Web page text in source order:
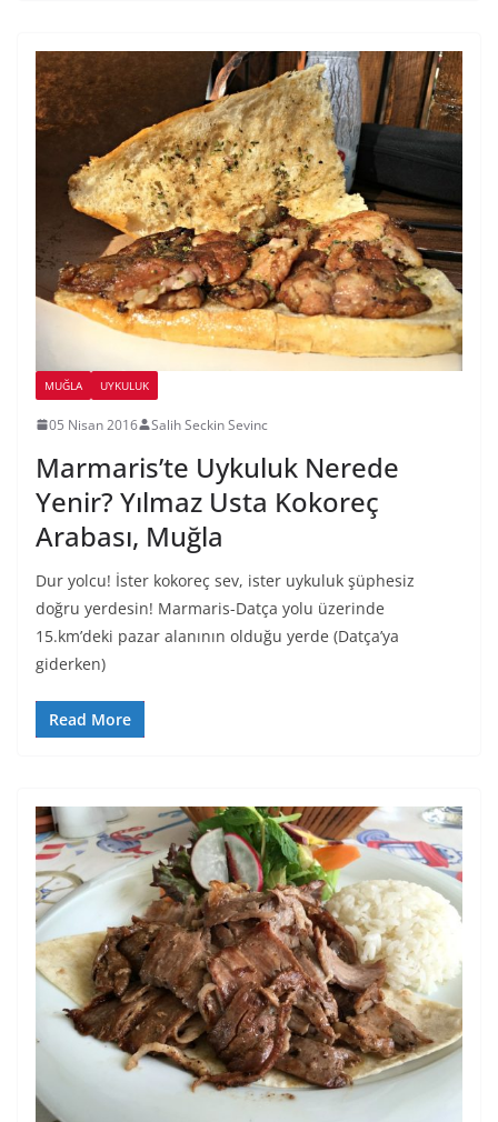
MUĞLA UYKULUK
05 Nisan 2016 Salih Seckin Sevinc
Marmaris’te Uykuluk Nerede
Yenir? Yılmaz Usta Kokoreç
Arabası, Muğla
Dur yolcu! İster kokoreç sev, ister uykuluk şüphesiz
doğru yerdesin! Marmaris-Datça yolu üzerinde
15.km’deki pazar alanının olduğu yerde (Datça’ya
giderken)
Read More